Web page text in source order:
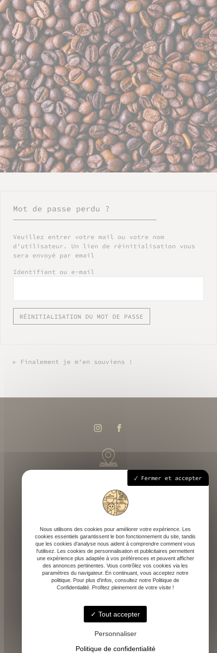
Mot de passe perdu ?
Veuillez entrer votre mail ou votre nom
d'utilisateur. Un lien de réinitialisation vous
sera envoyé par email
Identifiant ou e-mail
RÉINITIALISATION DU MOT DE PASSE
← Finalement je m'en souviens !
258 route départementale 933, 40700 Hagetmau
Mardi - Samedi : 9h - 18h30
contact@depicaf.fr
06 84 35 87 95
Fermer et accepter
Nous utilisons des cookies pour améliorer votre expérience. Les
cookies essentiels garantissent le bon fonctionnement du site, tandis
que les cookies d'analyse nous aident à comprendre comment vous
l'utilisez. Les cookies de personnalisation et publicitaires permettent
une expérience plus adaptée à vos préférences et peuvent afficher
des annonces pertinentes. Vous contrôlez vos cookies via les
paramètres du navigateur. En continuant, vous acceptez notre
politique. Pour plus d'infos, consultez notre Politique de
Confidentialité. Profitez pleinement de votre visite !
Tout accepter
Personnaliser
Politique de confidentialité